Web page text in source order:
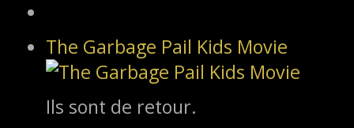
The Garbage Pail Kids Movie
Ils sont de retour.